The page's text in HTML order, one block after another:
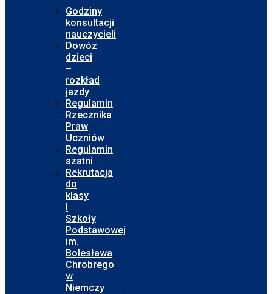
Godziny
konsultacji
nauczycieli
Dowóz
dzieci
–
rozkład
jazdy
Regulamin
Rzecznika
Praw
Uczniów
Regulamin
szatni
Rekrutacja
do
klasy
I
Szkoły
Podstawowej
im.
Bolesława
Chrobrego
w
Niemczy